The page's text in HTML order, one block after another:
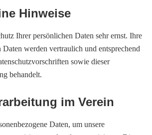
Hinweise
Ihrer persönlichen Daten sehr ernst. Ihre
Daten werden vertraulich und entsprechend
sowie dieser
behandelt.
im Verein
Daten, um unsere